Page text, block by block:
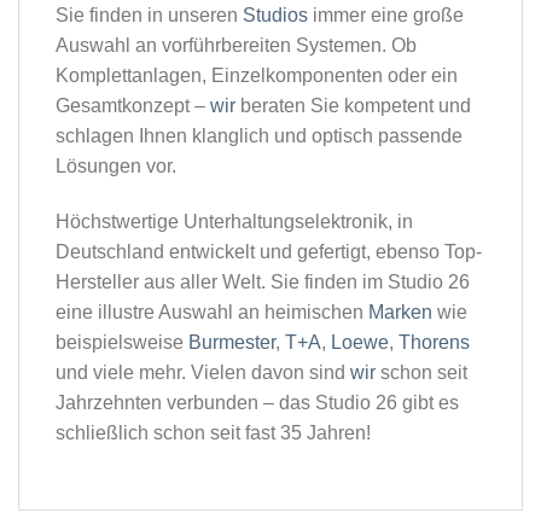
Sie finden in unseren Studios immer eine große
Auswahl an vorführbereiten Systemen. Ob
Komplettanlagen, Einzelkomponenten oder ein
Gesamtkonzept – wir beraten Sie kompetent und
schlagen Ihnen klanglich und optisch passende
Lösungen vor.
Höchstwertige Unterhaltungselektronik, in
Deutschland entwickelt und gefertigt, ebenso Top-
Hersteller aus aller Welt. Sie finden im Studio 26
eine illustre Auswahl an heimischen Marken wie
beispielsweise Burmester, T+A, Loewe, Thorens
und viele mehr. Vielen davon sind wir schon seit
Jahrzehnten verbunden – das Studio 26 gibt es
schließlich schon seit fast 35 Jahren!